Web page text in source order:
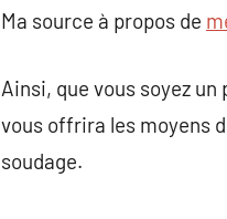
Ma source à propos de
Ainsi, que vous soyez
vous offrira les moyens
soudage.